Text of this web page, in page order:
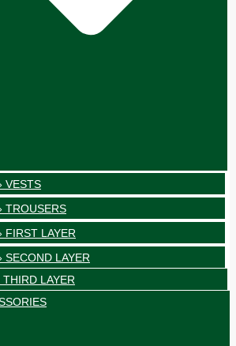
VESTS
TROUSERS
FIRST LAYER
SECOND LAYER
THIRD LAYER